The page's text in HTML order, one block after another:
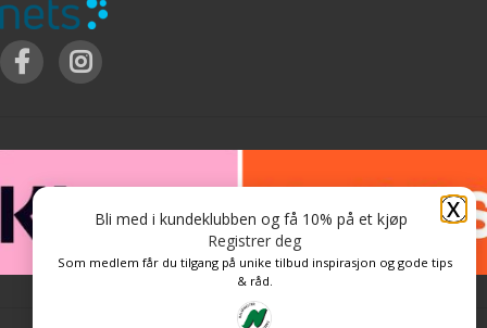
X
Bli med i kundeklubben og få 10% på et kjøp
Registrer deg
Som medlem får du tilgang på unike tilbud inspirasjon og gode tips
& råd.